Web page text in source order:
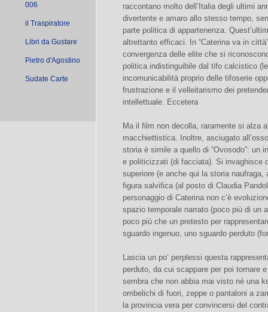
006
il Traspiratore
Libri da Gustare
Pietro d'Agostino
Sudate Carte
raccontano molto dell’Italia degli ultimi
divertente e amaro allo stesso tempo,
parte politica di appartenenza.
altrettanto efficaci. In “Caterina va in
convergenza delle elite che si
politica indistinguibile dal tifo calcistico
incomunicabilità proprio delle tifoserie
frustrazione e il velleitarismo dei
intellettuale. Eccetera
Ma il film non decolla, raramente si alza
macchiettistica. Inoltre, asciugato
storia è simile a quello di “Ovosodo”: un
e politicizzati (di facciata). Si invaghisce
superiore (e anche qui la storia naufraga,
figura salvifica (al posto di Claudia
personaggio di Caterina non c’è
spazio temporale narrato (poco più di un
poco più che un pretesto per
sguardo ingenuo, uno sguardo perduto
Lascia un po’ perplessi questa
perduto, da cui scappare per poi tornare
sembra che non abbia mai visto né una
ombelichi di fuori, zeppe o pantaloni a
la provincia vera per convincersi del